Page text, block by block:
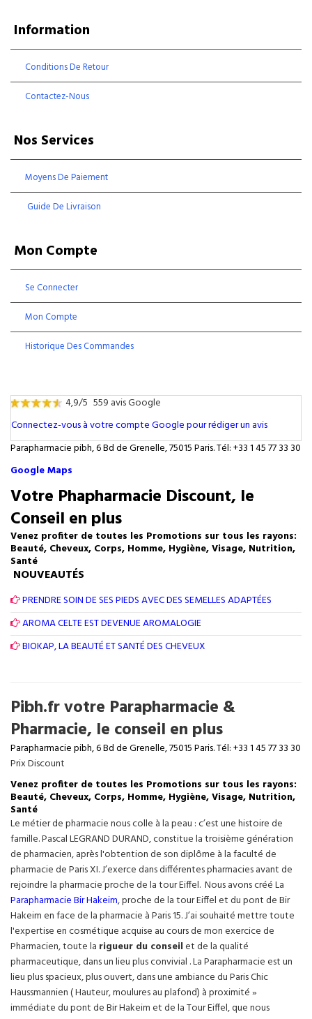
Information
Conditions De Retour
Contactez-Nous
Nos Services
Moyens De Paiement
Guide De Livraison
Mon Compte
Se Connecter
Mon Compte
Historique Des Commandes
4,9/5 559 avis Google
Connectez-vous à votre compte Google pour rédiger un avis
Parapharmacie pibh, 6 Bd de Grenelle, 75015 Paris. Tél: +33 1 45 77 33 30
Google Maps
Votre Phapharmacie Discount, le
Conseil en plus
Venez profiter de toutes les Promotions sur tous les rayons:
Beauté, Cheveux, Corps, Homme, Hygiène, Visage, Nutrition,
Santé
NOUVEAUTÉS
PRENDRE SOIN DE SES PIEDS AVEC DES SEMELLES ADAPTÉES
AROMA CELTE EST DEVENUE AROMALOGIE
BIOKAP, LA BEAUTÉ ET SANTÉ DES CHEVEUX
Pibh.fr votre Parapharmacie &
Pharmacie, le conseil en plus
Parapharmacie pibh, 6 Bd de Grenelle, 75015 Paris. Tél: +33 1 45 77 33 30
Prix Discount
Venez profiter de toutes les Promotions sur tous les rayons:
Beauté, Cheveux, Corps, Homme, Hygiène, Visage, Nutrition,
Santé
Le métier de pharmacie nous colle à la peau : c’est une histoire de
famille. Pascal LEGRAND DURAND, constitue la troisième génération
de pharmacien, après l'obtention de son diplôme à la faculté de
pharmacie de Paris XI. J’exerce dans différentes pharmacies avant de
rejoindre la pharmacie proche de la tour Eiffel. Nous avons créé La
Parapharmacie Bir Hakeim, proche de la tourEiffelet du pont de Bir
Hakeim en face de la pharmacie à Paris 15. J’ai souhaité mettre toute
l'expertise en cosmétique acquise au cours de mon exercice de
Pharmacien, toute la rigueur du conseilet de la qualité
pharmaceutique, dans un lieu plus convivial . La Parapharmacie est un
lieu plus spacieux, plus ouvert, dans une ambiance du Paris Chic
Haussmannien ( Hauteur, moulures au plafond) à proximité »
immédiate du pont de Bir Hakeim et de la Tour Eiffel, que nous